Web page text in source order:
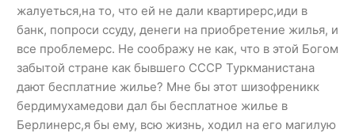
жалуеться,на то, что ей не дали квартирерс,иди в
банк, попроси ссуду, денеги на приобретение жилья, и
все проблемерс. Не соображу не как, что в этой Богом
забытой стране как бывшего СССР Туркманистана
дают бесплатние жилье? Мне бы этот шизофреникк
бердимухамедови дал бы бесплатное жилье в
Берлинерс,я бы ему, всю жизнь, ходил на его магилую